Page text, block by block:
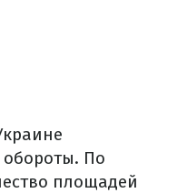
обороты. По
площадей